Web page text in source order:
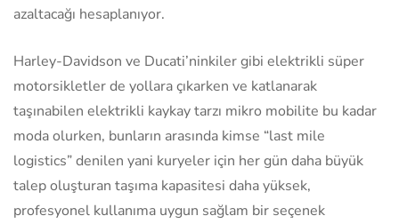
azaltacağı hesaplanıyor.
Harley-Davidson ve Ducati’ninkiler gibi elektrikli süper
motorsikletler de yollara çıkarken ve katlanarak
taşınabilen elektrikli kaykay tarzı mikro mobilite bu kadar
moda olurken, bunların arasında kimse “last mile
logistics” denilen yani kuryeler için her gün daha büyük
talep oluşturan taşıma kapasitesi daha yüksek,
profesyonel kullanıma uygun sağlam bir seçenek